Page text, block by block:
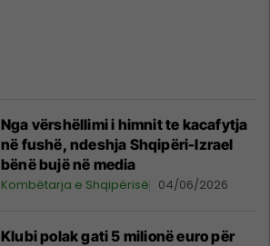
Nga vërshëllimi i himnit te kacafytja
në fushë, ndeshja Shqipëri-Izrael
bënë bujë në media
Kombëtarja e Shqipërisë 04/06/2026
Klubi polak gati 5 milionë euro për